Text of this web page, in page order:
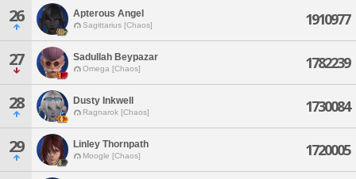
26 Apterous Angel
Sagittarius [Chaos] 1910977
27 Sadullah Beypazar
Omega [Chaos] 1782239
28 Dusty Inkwell
Ragnarok [Chaos] 1730084
29 Linley Thornpath
Moogle [Chaos] 1720005